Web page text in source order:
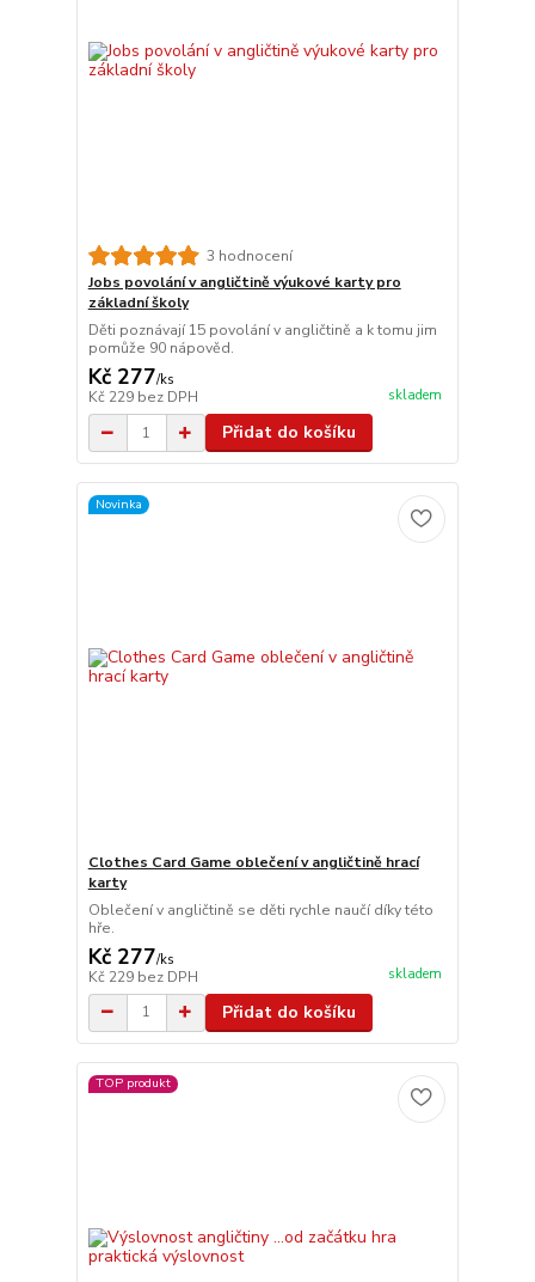
3 hodnocení
Jobs povolání v angličtině výukové karty pro
základní školy
Děti poznávají 15 povolání v angličtině a k tomu jim
pomůže 90 nápověd.
Kč 277/ks
Kč 229 bez DPH skladem
Přidat do košíku
Novinka
Clothes Card Game oblečení v angličtině hrací
karty
Oblečení v angličtině se děti rychle naučí díky této
hře.
Kč 277/ks
Kč 229 bez DPH skladem
Přidat do košíku
TOP produkt